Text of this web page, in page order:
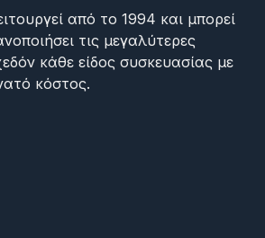
από το 1994 και μπορεί
τις μεγαλύτερες
κάθε είδος συσκευασίας με
κόστος.